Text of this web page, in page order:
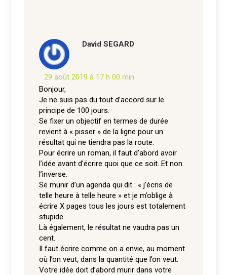
David SEGARD
29 août 2019 à 17 h 00 min
Bonjour,
Je ne suis pas du tout d’accord sur le
principe de 100 jours.
Se fixer un objectif en termes de durée
revient à « pisser » de la ligne pour un
résultat qui ne tiendra pas la route.
Pour écrire un roman, il faut d’abord avoir
l’idée avant d’écrire quoi que ce soit. Et non
l’inverse.
Se munir d’un agenda qui dit : « j’écris de
telle heure à telle heure » et je m’oblige à
écrire X pages tous les jours est totalement
stupide.
Là également, le résultat ne vaudra pas un
cent.
Il faut écrire comme on a envie, au moment
où l’on veut, dans la quantité que l’on veut.
Votre idée doit d’abord murir dans votre